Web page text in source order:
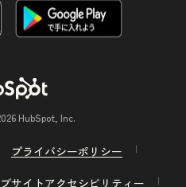
HubSpot, Inc.
プライバシーポリシー
サイトアクセシビリティー